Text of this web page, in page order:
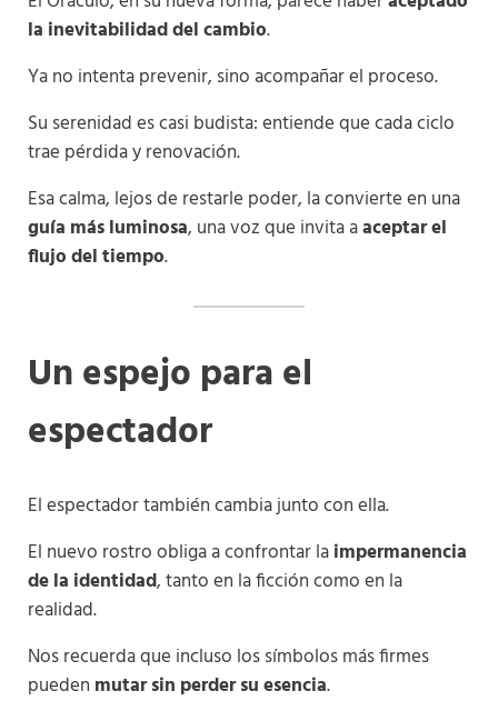
la inevitabilidad del cambio.
Ya no intenta prevenir, sino acompañar el proceso.
Su serenidad es casi budista: entiende que cada ciclo
trae pérdida y renovación.
Esa calma, lejos de restarle poder, la convierte en una
guía más luminosa, una voz que invita aaceptar el
flujo del tiempo.
Un espejo para el
espectador
El espectador también cambia junto con ella.
El nuevo rostro obliga a confrontar laimpermanencia
de la identidad, tanto en la ficción como en la
realidad.
Nos recuerda que incluso los símbolos más firmes
pueden mutar sin perder su esencia.